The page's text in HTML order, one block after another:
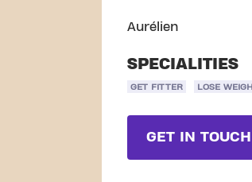
Aurélien
SPECIALITIES
GET FITTER LOSE
GET IN TOUCH